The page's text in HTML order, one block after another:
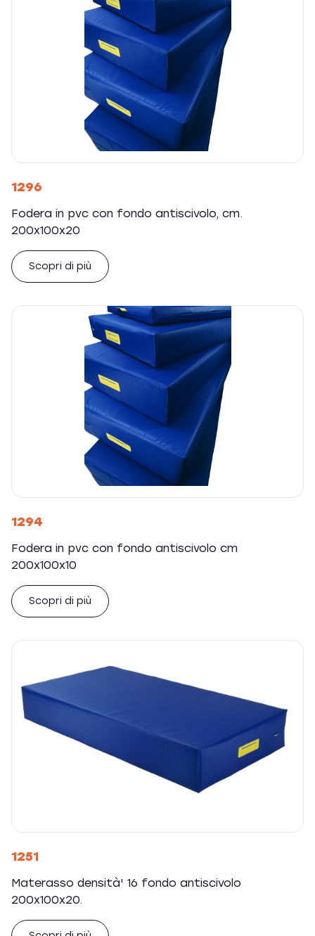
1296
Fodera in pvc con fondo antiscivolo, cm.
200x100x20
Scopri di più
1294
Fodera in pvc con fondo antiscivolo cm
200x100x10
Scopri di più
1251
Materasso densità' 16 fondo antiscivolo
200x100x20.